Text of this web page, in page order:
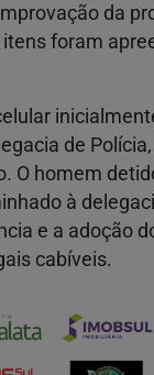
da
foram
de
O homem
à
e a adoção
cabíveis.